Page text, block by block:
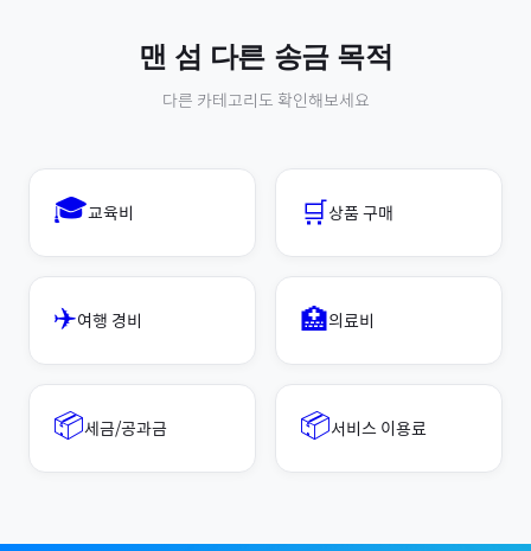
맨 섬 다른 송금 목적
다른 카테고리도 확인해보세요
🎓교육비 🛒상품 구매
✈️여행 경비 🏥의료비
📦세금/공과금 📦서비스 이용료